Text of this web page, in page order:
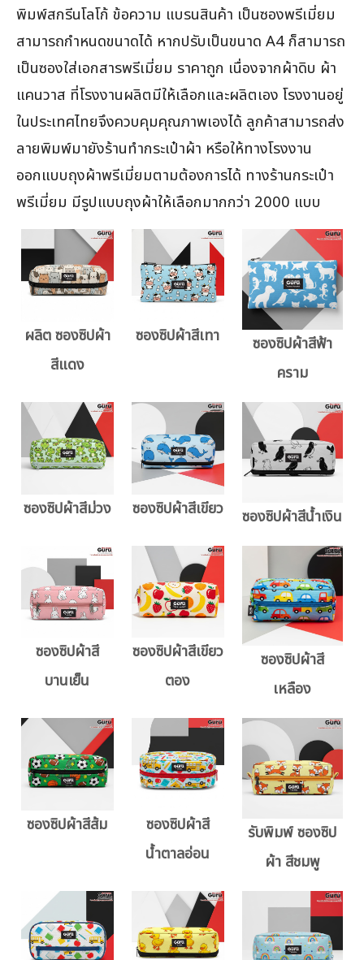
พิมพ์สกรีนโลโก้ ข้อความ แบรนสินค้า เป็นซองพรีเมี่ยม
สามารถกำหนดขนาดได้ หากปรับเป็นขนาด A4 ก็สามารถ
เป็นซองใส่เอกสารพรีเมี่ยม ราคาถูก เนื่องจากผ้าดิบ ผ้า
แคนวาส ที่โรงงานผลิตมีให้เลือกและผลิตเอง โรงงานอยู่
ในประเทศไทยจึงควบคุมคุณภาพเองได้ ลูกค้าสามารถส่ง
ลายพิมพ์มายังร้านทำกระเป๋าผ้า หรือให้ทางโรงงาน
ออกแบบถุงผ้าพรีเมี่ยมตามต้องการได้ ทางร้านกระเป๋า
พรีเมี่ยม มีรูปแบบถุงผ้าให้เลือกมากกว่า 2000 แบบ
ผลิต ซองซิปผ้า
สีแดง
ซองซิปผ้าสีเทา
ซองซิปผ้าสีฟ้า
คราม
ซองซิปผ้าสีม่วง ซองซิปผ้าสีเขียว ซองซิปผ้าสีน้ำเงิน
ซองซิปผ้าสี
บานเย็น
ซองซิปผ้าสีเขียว
ตอง
ซองซิปผ้าสี
เหลือง
ซองซิปผ้าสีส้ม
ซองซิปผ้าสี
น้ำตาลอ่อน
รับพิมพ์ ซองซิป
ผ้า สีชมพู